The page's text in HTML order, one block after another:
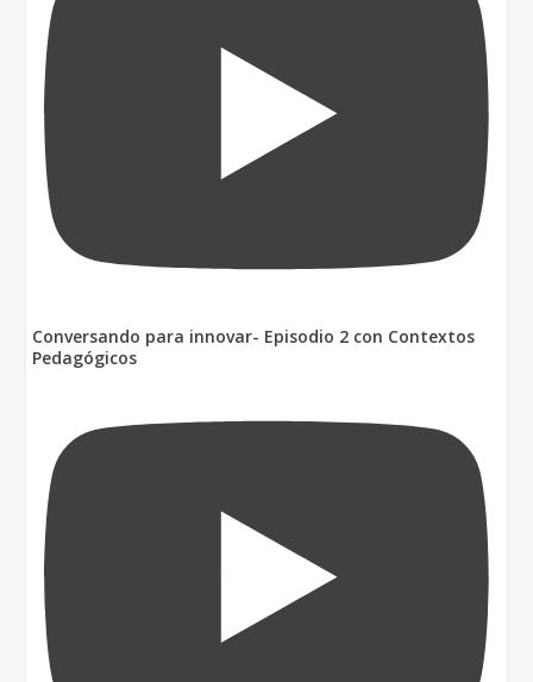
Conversando para innovar- Episodio 2 con Contextos
Pedagógicos